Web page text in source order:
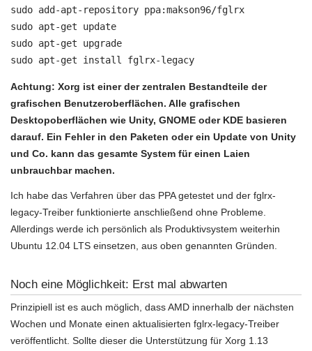
sudo add-apt-repository ppa:makson96/fglrx
sudo apt-get update
sudo apt-get upgrade
sudo apt-get install fglrx-legacy
Achtung: Xorg ist einer der zentralen Bestandteile der
grafischen Benutzeroberflächen. Alle grafischen
Desktopoberflächen wie Unity, GNOME oder KDE basieren
darauf. Ein Fehler in den Paketen oder ein Update von Unity
und Co. kann das gesamte System für einen Laien
unbrauchbar machen.
Ich habe das Verfahren über das PPA getestet und der fglrx-
legacy-Treiber funktionierte anschließend ohne Probleme.
Allerdings werde ich persönlich als Produktivsystem weiterhin
Ubuntu 12.04 LTS einsetzen, aus oben genannten Gründen.
Noch eine Möglichkeit: Erst mal abwarten
Prinzipiell ist es auch möglich, dass AMD innerhalb der nächsten
Wochen und Monate einen aktualisierten fglrx-legacy-Treiber
veröffentlicht. Sollte dieser die Unterstützung für Xorg 1.13